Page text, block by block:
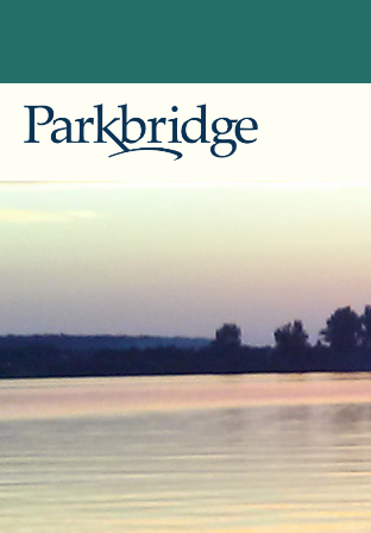
Explorez nos emplacements
Britannique, de l'Alberta, de l'Ontario
et du Québec, nos centres de
villégiature pour VR, camping et
chalets offrent des escapades
saisonniers et pour la nuit.
Commencez à planifier votre
escapade idéale avec Parkbridge RV